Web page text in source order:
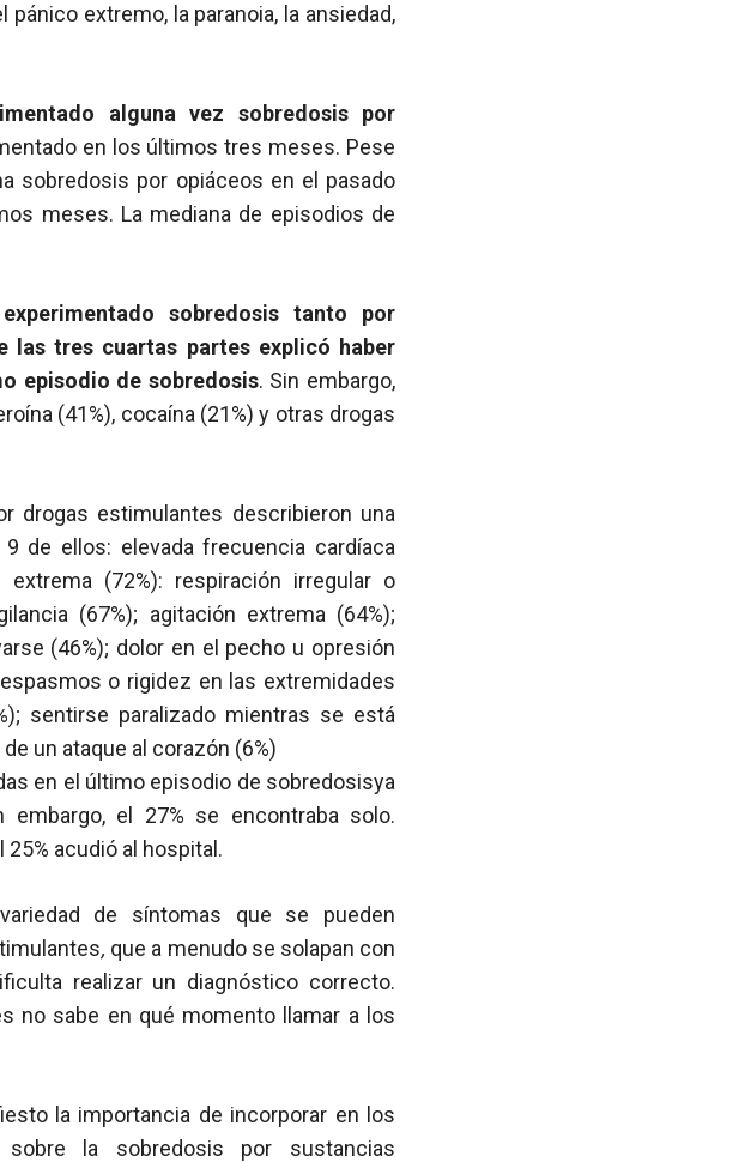
extremo, la paranoia, la ansiedad,
alguna vez sobredosis por
en los últimos tres meses. Pese
sobredosis por opiáceos en el pasado
meses. La mediana de episodios de
sobredosis tanto por
las tres cuartas partes explicó haber
episodio de sobredosis. Sin embargo,
(41%), cocaína (21%) y otras drogas
drogas estimulantes describieron una
de ellos: elevada frecuencia cardíaca
(72%): respiración irregular o
(67%); agitación extrema (64%);
(46%); dolor en el pecho u opresión
o rigidez en las extremidades
sentirse paralizado mientras se está
un ataque al corazón (6%)
en el último episodio de sobredosisya
el 27% se encontraba solo.
acudió al hospital.
de síntomas que se pueden
, que a menudo se solapan con
realizar un diagnóstico correcto.
no sabe en qué momento llamar a los
la importancia de incorporar en los
la sobredosis por sustancias